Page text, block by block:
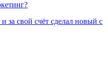
за свой счёт сделал новый с